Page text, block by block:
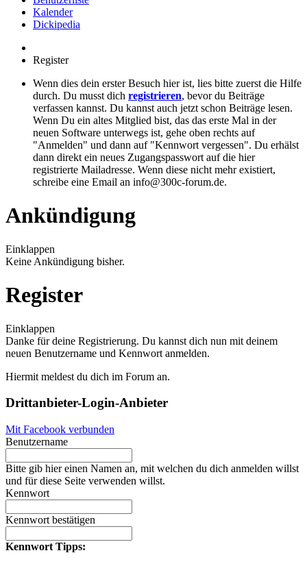
Kalender
Dickipedia
Register
Wenn dies dein erster Besuch hier ist, lies bitte zuerst die Hilfe
durch. Du musst dich registrieren, bevor du Beiträge
verfassen kannst. Du kannst auch jetzt schon Beiträge lesen.
Wenn Du ein altes Mitglied bist, das das erste Mal in der
neuen Software unterwegs ist, gehe oben rechts auf
"Anmelden" und dann auf "Kennwort vergessen". Du erhälst
dann direkt ein neues Zugangspasswort auf die hier
registrierte Mailadresse. Wenn diese nicht mehr existiert,
schreibe eine Email an info@300c-forum.de.
Ankündigung
Einklappen
Keine Ankündigung bisher.
Register
Einklappen
Danke für deine Registrierung. Du kannst dich nun mit deinem
neuen Benutzername und Kennwort anmelden.
Hiermit meldest du dich im Forum an.
Drittanbieter-Login-Anbieter
Mit Facebook verbunden
Benutzername
Bitte gib hier einen Namen an, mit welchen du dich anmelden willst
und für diese Seite verwenden willst.
Kennwort
Kennwort bestätigen
Kennwort Tipps: